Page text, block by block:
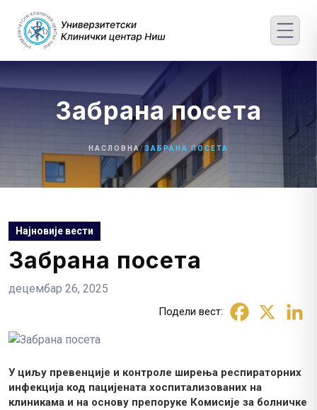
content
Забрана посета
НАСЛОВНА/ЗАБРАНА ПОСЕТА
Најновије вести
Забрана посета
децембар 26, 2025
Подели вест:
У циљу превенције и контроле ширења респираторних
инфекцијa код пацијенaта хоспитализованих на
клиникама и на основу препоруке Комисије за болничке